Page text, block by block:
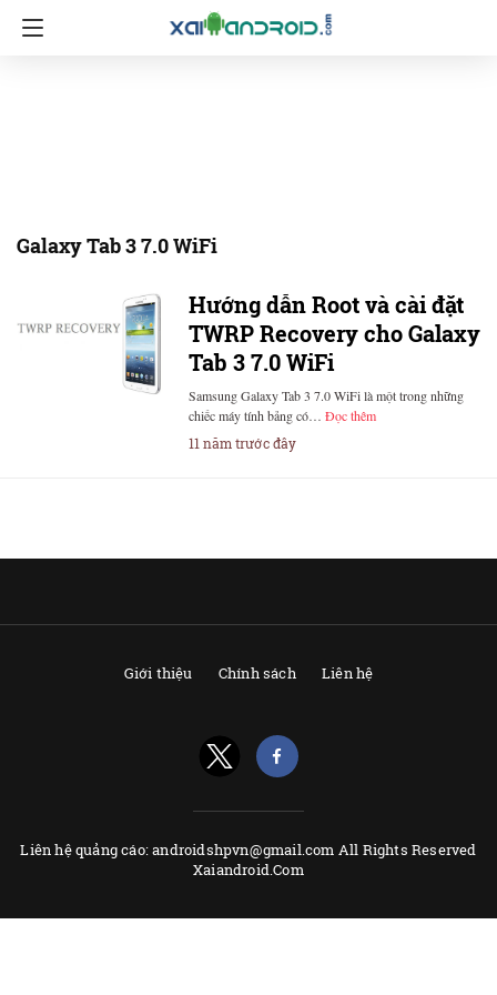
Galaxy Tab 3 7.0 WiFi
Hướng dẫn Root và cài đặt
TWRP Recovery cho Galaxy
Tab 3 7.0 WiFi
Samsung Galaxy Tab 3 7.0 WiFi là một trong những
chiếc máy tính bảng có… Đọc thêm
11 năm trước đây
Giới thiệu Chính sách Liên hệ
Liên hệ quảng cáo: androidshpvn@gmail.com All Rights Reserved
Xaiandroid.Com